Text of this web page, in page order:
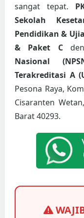
sangat tepat.
Sekolah
Pendidikan &
& Paket C
Nasional
Terakreditasi A
Pesona Raya,
Cisaranten
Barat 40293.